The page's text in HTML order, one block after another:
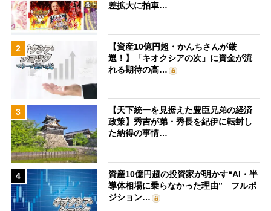
差拡大に拍車…
2
【資産10億円超・かんちさんが厳
選！】「キオクシアの次」に資金が流
れる期待の高…
3
【天下統一を見据えた豊臣兄弟の経済
政策】秀吉が弟・秀長を紀伊に転封し
た納得の事情…
4
資産10億円超の投資家が明かす“AI・半
導体相場に乗らなかった理由” フルポ
ジション…